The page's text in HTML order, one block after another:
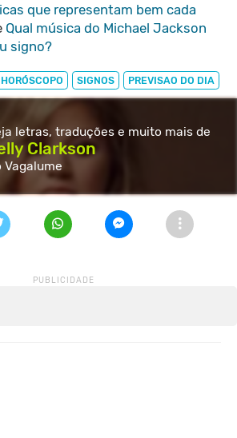
que representam bem cada
Qual música do Michael Jackson
signo?
HORÓSCOPO SIGNOS PREVISAO DO DIA
letras, traduções e muito mais de
Clarkson
Vagalume